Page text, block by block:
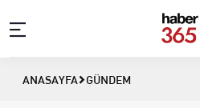
ANASAYFA GÜNDEM